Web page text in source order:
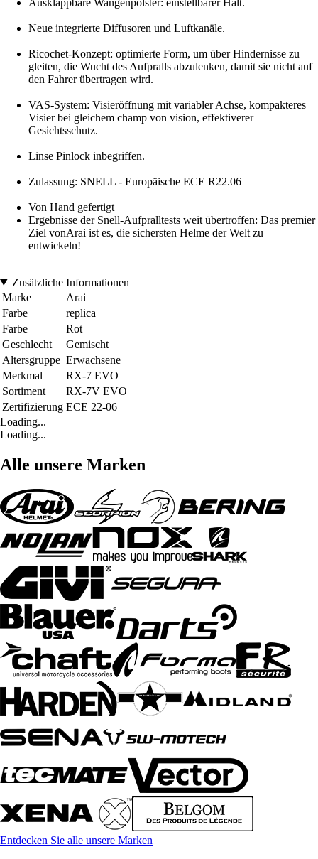
Neue integrierte Diffusoren und Luftkanäle.
Ricochet-Konzept: optimierte Form, um über Hindernisse zu
gleiten, die Wucht des Aufpralls abzulenken, damit sie nicht auf
den Fahrer übertragen wird.
VAS-System: Visieröffnung mit variabler Achse, kompakteres
Visier bei gleichem champ von vision, effektiverer
Gesichtsschutz.
Linse Pinlock inbegriffen.
Zulassung: SNELL - Europäische ECE R22.06
Von Hand gefertigt
Ergebnisse der Snell-Aufpralltests weit übertroffen: Das premier
Ziel vonArai ist es, die sichersten Helme der Welt zu
entwickeln!
Zusätzliche Informationen
Marke
Arai
Farbe
replica
Farbe
Rot
Geschlecht
Gemischt
Altersgruppe Erwachsene
Merkmal
RX-7 EVO
Sortiment
RX-7V EVO
Zertifizierung ECE 22-06
Loading...
Loading...
Alle unsere Marken
Entdecken Sie alle unsere Marken